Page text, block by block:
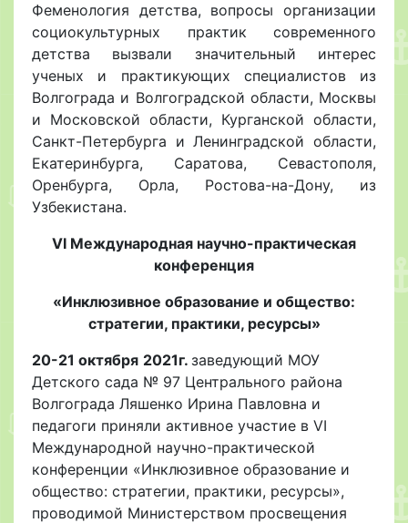
Феменология детства, вопросы организации
социокультурных практик современного
детства вызвали значительный интерес
ученых и практикующих специалистов из
Волгограда и Волгоградской области, Москвы
и Московской области, Курганской области,
Санкт-Петербурга и Ленинградской области,
Екатеринбурга, Саратова, Севастополя,
Оренбурга, Орла, Ростова-на-Дону, из
Узбекистана.
VI Международная научно-практическая
конференция
«Инклюзивное образование и общество:
стратегии, практики, ресурсы»
20-21 октября 2021г. заведующий МОУ
Детского сада № 97 Центрального района
Волгограда Ляшенко Ирина Павловна и
педагоги приняли активное участие в VI
Международной научно-практической
конференции «Инклюзивное образование и
общество: стратегии, практики, ресурсы»,
проводимой Министерством просвещения